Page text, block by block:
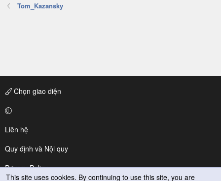
Tom_Kazansky
Chọn giao diện
Liên hệ
Quy định và Nội quy
Privacy Policy
This site uses cookies. By continuing to use this site, you are